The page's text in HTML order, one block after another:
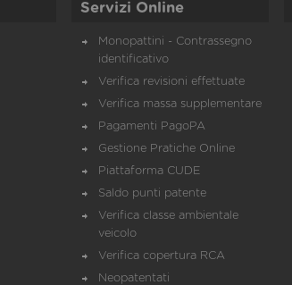
Servizi Online
Monopattini - Contrassegno
identificativo
Verifica revisioni effettuate
Verifica massa supplementare
Pagamenti PagoPA
Gestione Pratiche Online
Piattaforma CUDE
Saldo punti patente
Verifica classe ambientale
veicolo
Verifica copertura RCA
Neopatentati